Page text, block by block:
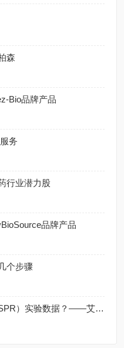
森
Bio品牌产品
务
行业潜力股
品牌产品
个步骤
如何解读表面等离子共振（SPR）实验数据？——艾柏森生物